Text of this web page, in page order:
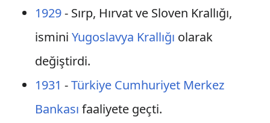
1929- Sırp, Hırvat ve Sloven Krallığı,
ismini Yugoslavya Krallığı olarak
değiştirdi.
1931 -Türkiye Cumhuriyet Merkez
Bankası faaliyete geçti.